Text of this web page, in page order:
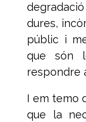
dures,
públic i
que són
respondre
I em temo
que la